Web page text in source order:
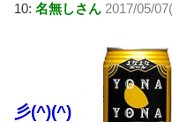
10: 名無しさん 2017/05/
彡(^)(^)